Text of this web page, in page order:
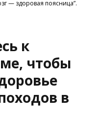
— здоровая поясница”.